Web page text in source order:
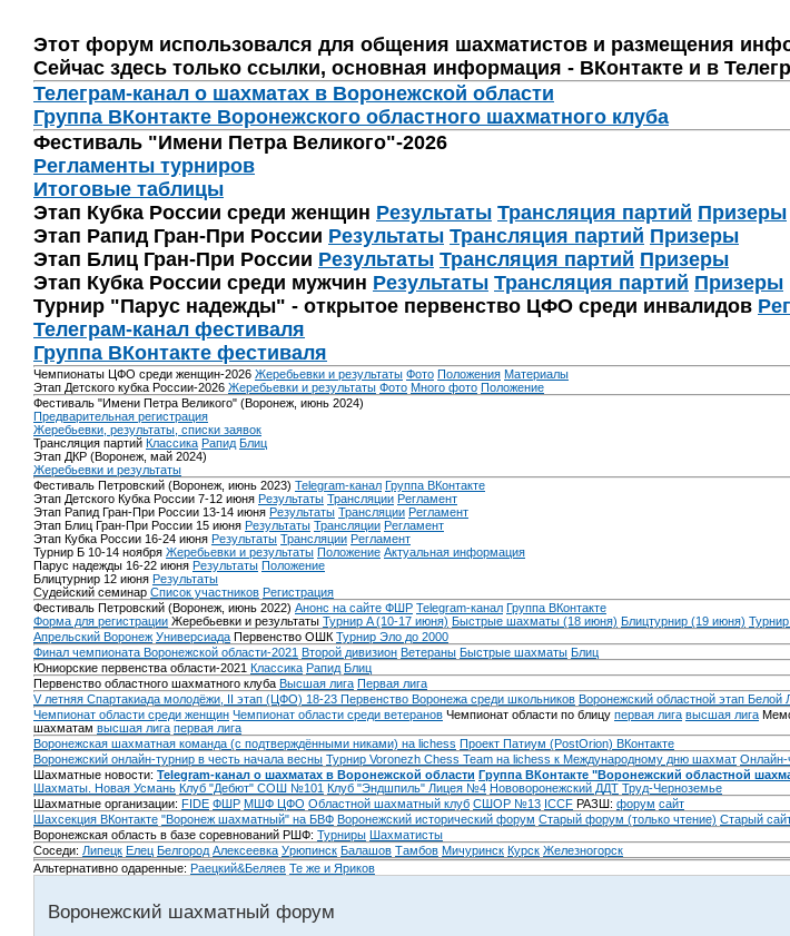
Этот форум использовался для общения шахматистов и размещения
Сейчас здесь только ссылки, основная информация - ВКонтакте и в
Телеграм-канал о шахматах в Воронежской области
Группа ВКонтакте Воронежского областного шахматного клуба
Фестиваль "Имени Петра Великого"-2026
Регламенты турниров
Итоговые таблицы
Этап Кубка России среди женщин Результаты Трансляция партий Призеры
Этап Рапид Гран-При России Результаты Трансляция партий Призеры
Этап Блиц Гран-При России Результаты Трансляция партий Призеры
Этап Кубка России среди мужчин Результаты Трансляция партий Призеры
Турнир "Парус надежды" - открытое первенство ЦФО среди инвалидов
Телеграм-канал фестиваля
Группа ВКонтакте фестиваля
Чемпионаты ЦФО среди женщин-2026 Жеребьевки и результаты Фото Положения Материалы
Этап Детского кубка России-2026 Жеребьевки и результаты Фото Много фото Положение
Фестиваль "Имени Петра Великого" (Воронеж, июнь 2024)
Предварительная регистрация
Жеребьевки, результаты, списки заявок
Трансляция партий Классика Рапид Блиц
Этап ДКР (Воронеж, май 2024)
Жеребьевки и результаты
Фестиваль Петровский (Воронеж, июнь 2023) Telegram-канал Группа ВКонтакте
Этап Детского Кубка России 7-12 июня Результаты Трансляции Регламент
Этап Рапид Гран-При России 13-14 июня Результаты Трансляции Регламент
Этап Блиц Гран-При России 15 июня Результаты Трансляции Регламент
Этап Кубка России 16-24 июня Результаты Трансляции Регламент
Турнир Б 10-14 ноября Жеребьевки и результаты Положение Актуальная информация
Парус надежды 16-22 июня Результаты Положение
Блицтурнир 12 июня Результаты
Судейский семинар Список участников Регистрация
Фестиваль Петровский (Воронеж, июнь 2022) Анонс на сайте ФШР Telegram-канал Группа ВКонтакте
Форма для регистрации Жеребьевки и результаты Турнир A (10-17 июня) Быстрые шахматы (18 июня) Блицтурнир (19 июня)
Апрельский Воронеж Универсиада Первенство ОШК Турнир Эло до 2000
Финал чемпионата Воронежской области-2021 Второй дивизион Ветераны Быстрые шахматы Блиц
Юниорские первенства области-2021 Классика Рапид Блиц
Первенство областного шахматного клуба Высшая лига Первая лига
V летняя Спартакиада молодёжи, II этап (ЦФО) 18-23 Первенство Воронежа среди школьников Воронежский областной этап Белой
Чемпионат области среди женщин Чемпионат области среди ветеранов Чемпионат области по блицу первая лига высшая лига
шахматам высшая лига первая лига
Воронежская шахматная команда (с подтверждёнными никами) на lichess Проект Патиум (PostOrion) ВКонтакте
Воронежский онлайн-турнир в честь начала весны Турнир Voronezh Chess Team на lichess к Международному дню шахмат Онлайн-
Шахматные новости: Telegram-канал о шахматах в Воронежской области Группа ВКонтакте "Воронежский областной
Шахматы. Новая Усмань Клуб "Дебют" СОШ №101 Клуб "Эндшпиль" Лицея №4 Нововоронежский ДДТ Труд-Черноземье
Шахматные организации: FIDE ФШР МШФ ЦФО Областной шахматный клуб СШОР №13 ICCF РАЗШ: форум сайт
Шахсекция ВКонтакте "Воронеж шахматный" на БВФ Воронежский исторический форум Cтарый форум (только чтение) Старый
Воронежская область в базе соревнований РШФ: Турниры Шахматисты
Соседи: Липецк Елец Белгород Алексеевка Урюпинск Балашов Тамбов Мичуринск Курск Железногорск
Альтернативно одаренные: Раецкий&Беляев Те же и Яриков
Воронежский шахматный форум